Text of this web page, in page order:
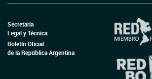
Secretaría
Legal y Técnica
Boletín Oficial
de la República Argentina